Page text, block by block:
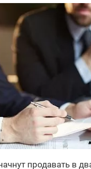
продавать в